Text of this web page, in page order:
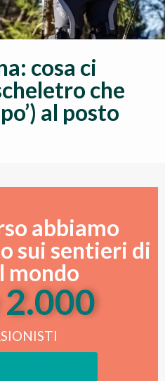
cosa ci
che
al posto
abbiamo
sui sentieri di
2.000